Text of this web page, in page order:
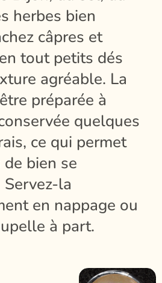
herbes bien
câpres et
tout petits dés
agréable. La
préparée à
quelques
ce qui permet
bien se
la
en nappage ou
à part.